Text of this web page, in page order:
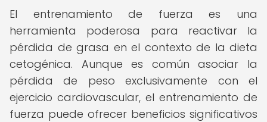
El entrenamiento de fuerza es una
herramienta poderosa para reactivar la
pérdida de grasa en el contexto de la dieta
cetogénica. Aunque es común asociar la
pérdida de peso exclusivamente con el
ejercicio cardiovascular, el entrenamiento de
fuerza puede ofrecer beneficios significativos